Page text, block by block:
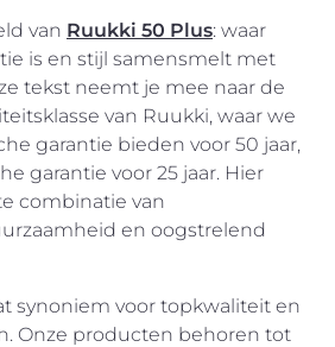
van Ruukki 50 Plus: waar
is en stijl samensmelt met
tekst neemt je mee naar de
van Ruukki, waar we
garantie bieden voor 50 jaar,
garantie voor 25 jaar. Hier
combinatie van
en oogstrelend
synoniem voor topkwaliteit en
Onze producten behoren tot